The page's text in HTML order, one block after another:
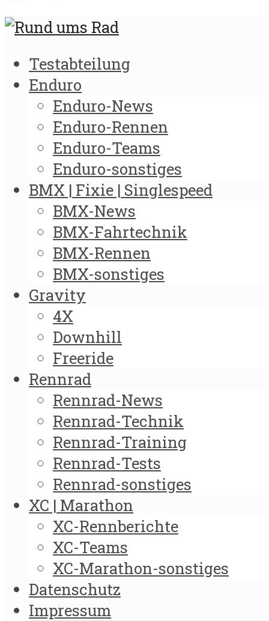
Testabteilung
Enduro
Enduro-News
Enduro-Rennen
Enduro-Teams
Enduro-sonstiges
BMX | Fixie | Singlespeed
BMX-News
BMX-Fahrtechnik
BMX-Rennen
BMX-sonstiges
Gravity
4X
Downhill
Freeride
Rennrad
Rennrad-News
Rennrad-Technik
Rennrad-Training
Rennrad-Tests
Rennrad-sonstiges
XC | Marathon
XC-Rennberichte
XC-Teams
XC-Marathon-sonstiges
Datenschutz
Impressum